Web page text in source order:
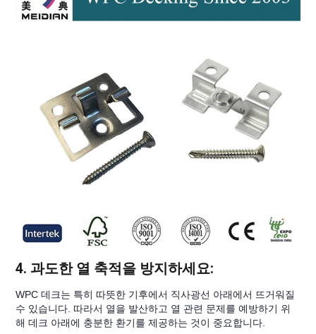
4. 과도한 열 축적을 방지하세요:
WPC 데크는 특히 따뜻한 기후에서 직사광선 아래에서 뜨거워질
수 있습니다. 따라서 열을 발산하고 열 관련 문제를 예방하기 위
해 데크 아래에 충분한 환기를 제공하는 것이 중요합니다.